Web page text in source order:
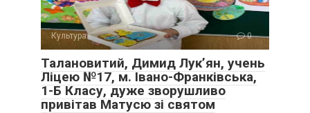
Культура 0
Талановитий, Димид Лук’ян, учень
Ліцею №17, м. Івано-Франківська,
1-Б Класу, дуже зворушливо
привітав Матусю зі святом